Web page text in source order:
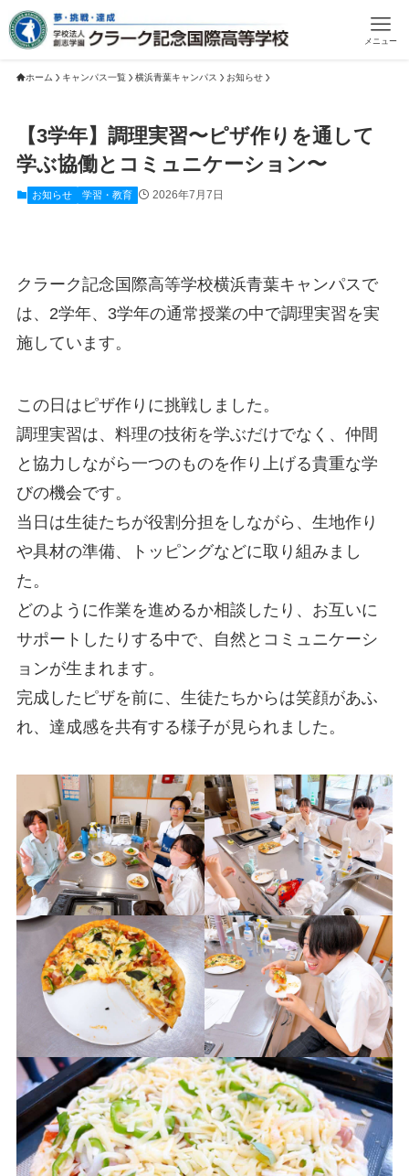
メニュー
ホーム キャンパス一覧 横浜青葉キャンパス お知らせ
【3学年】調理実習〜ピザ作りを通して
学ぶ協働とコミュニケーション〜
お知らせ 学習・教育 2026年7月7日
クラーク記念国際高等学校横浜青葉キャンパスで
は、2学年、3学年の通常授業の中で調理実習を実
施しています。
この日はピザ作りに挑戦しました。
調理実習は、料理の技術を学ぶだけでなく、仲間
と協力しながら一つのものを作り上げる貴重な学
びの機会です。
当日は生徒たちが役割分担をしながら、生地作り
や具材の準備、トッピングなどに取り組みまし
た。
どのように作業を進めるか相談したり、お互いに
サポートしたりする中で、自然とコミュニケーシ
ョンが生まれます。
完成したピザを前に、生徒たちからは笑顔があふ
れ、達成感を共有する様子が見られました。